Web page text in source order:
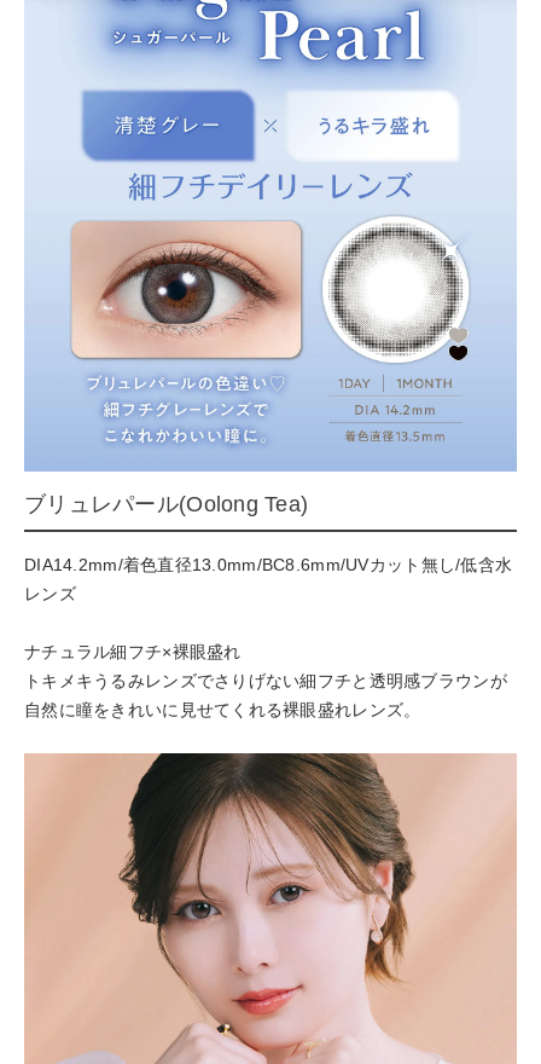
ブリュレパール(Oolong Tea)
DIA14.2mm/着色直径13.0mm/BC8.6mm/UVカット無し/低含水
レンズ
ナチュラル細フチ×裸眼盛れ
トキメキうるみレンズでさりげない細フチと透明感ブラウンが
自然に瞳をきれいに見せてくれる裸眼盛れレンズ。